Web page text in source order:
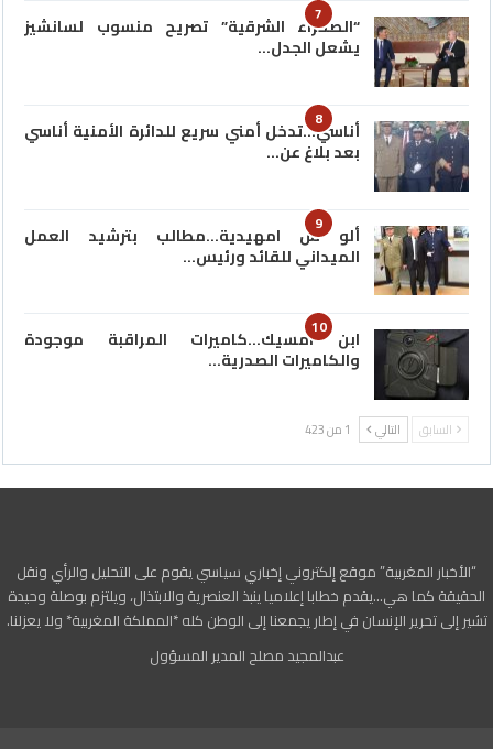
7
“الصحراء الشرقية” تصريح منسوب لسانشيز
يشعل الجدل…
8
أناسي…تدخل أمني سريع للدائرة الأمنية أناسي
بعد بلاغ عن…
9
ألو س امهيدية…مطالب بترشيد العمل
الميداني للقائد ورئيس…
10
ابن امسيك…كاميرات المراقبة موجودة
والكاميرات الصدرية…
السابق التالي 1 من 423
“الأخبار المغربية” موقع إلكتروني إخباري سياسي يقوم على التحليل والرأي ونقل
الحقيقة كما هي…يقدم خطابا إعلاميا ينبذ العنصرية والابتذال، ويلتزم بوصلة وحيدة
تشير إلى تحرير الإنسان في إطار يجمعنا إلى الوطن كله *المملكة المغربية* ولا يعزلنا.
عبدالمجيد مصلح المدير المسؤول